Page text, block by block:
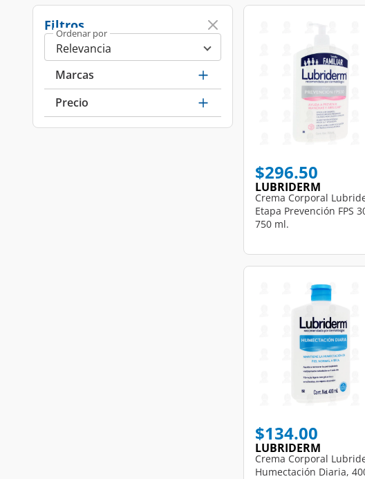
Filtros
Ordenar por
Marcas
Precio
$296.50
LUBRIDERM
Crema Corporal
Etapa Prevención FPS
750 ml.
$134.00
LUBRIDERM
Crema Corporal
Humectación Diaria,